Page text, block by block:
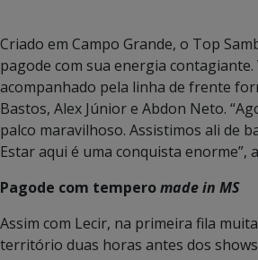
Criado em Campo Grande, o Top
pagode com sua energia
acompanhado pela linha de frente
Bastos, Alex Júnior e Abdon Neto.
palco maravilhoso. Assistimos ali de
Estar aqui é uma conquista enorme”,
Pagode com temperomade in MS
Assim com Lecir, na primeira fila
território duas horas antes dos